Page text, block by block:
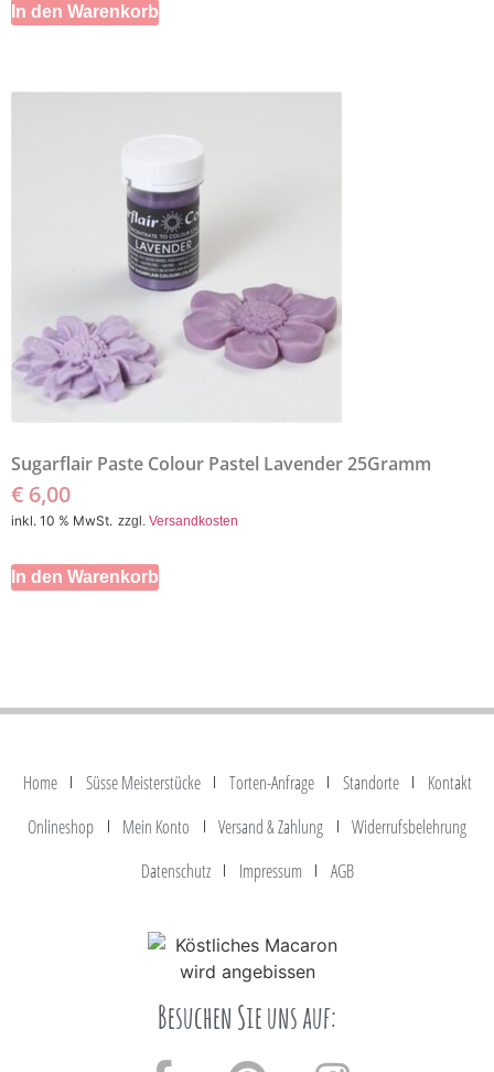
In den Warenkorb
Sugarflair Paste Colour Pastel Lavender 25Gramm
€ 6,00
inkl. 10 % MwSt. zzgl. Versandkosten
In den Warenkorb
Home Süsse Meisterstücke Torten-Anfrage Standorte
Kontakt
Onlineshop
Mein Konto Versand & Zahlung
Widerrufsbelehrung
Datenschutz
Impressum AGB
Besuchen Sie uns auf: